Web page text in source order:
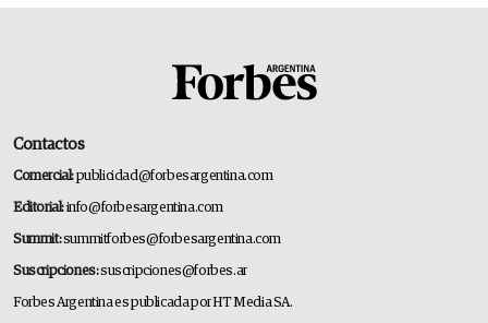
Contactos
Comercial:publicidad@forbesargentina.com
Editorial:info@forbesargentina.com
Summit:summitforbes@forbesargentina.com
Suscripciones:suscripciones@forbes.ar
Forbes Argentina es publicada por HT Media SA.